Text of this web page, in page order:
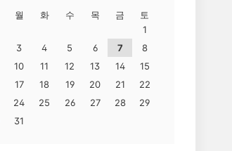
월 화 수 목 금
토
1
3 4 5 6 7
8
10 11 12 13 14
15
17 18 19 20 21
22
24 25 26 27 28
29
31